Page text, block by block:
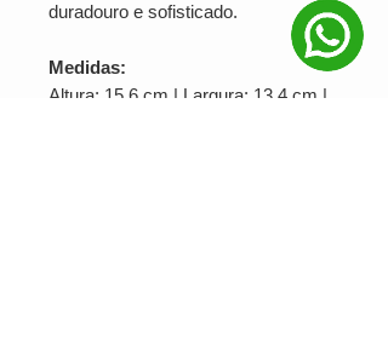
duradouro e sofisticado.
Medidas:
Altura: 15,6 cm | Largura: 13,4 cm |